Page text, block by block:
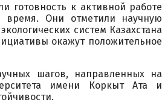
готовность к активной работе
Они отметили научную
систем Казахстана
окажут положительное
шагов, направленных на
имени Коркыт Ата и